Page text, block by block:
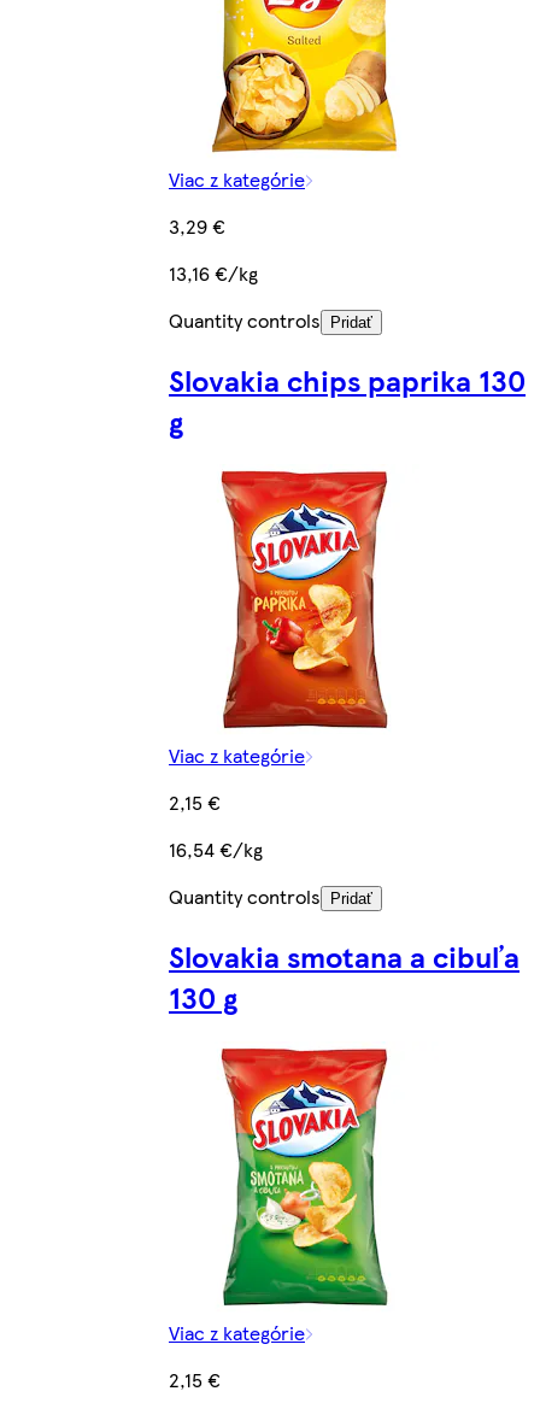
Viac z kategórie
3,29 €
13,16 €/kg
Quantity controls
Pridať
Slovakia chips paprika 130
g
Viac z kategórie
2,15 €
16,54 €/kg
Quantity controls
Pridať
Slovakia smotana a cibuľa
130 g
Viac z kategórie
2,15 €